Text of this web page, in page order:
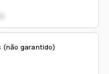
(não garantido)